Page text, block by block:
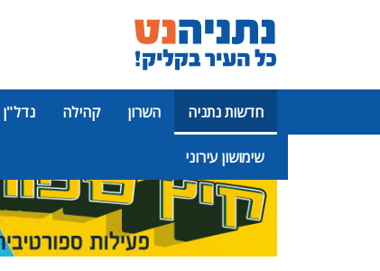
חדשות נתניה השרון קהילה נדל"ן
שימושון עירוני
פרסומת